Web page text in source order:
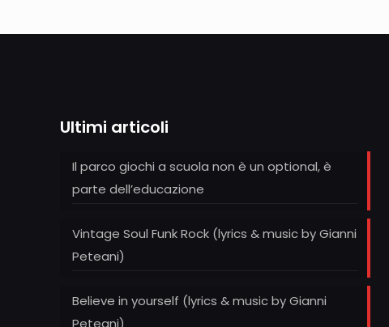
Ultimi articoli
Il parco giochi a scuola non è un optional, è
parte dell’educazione
Vintage Soul Funk Rock (lyrics & music by Gianni
Peteani)
Believe in yourself (lyrics & music by Gianni